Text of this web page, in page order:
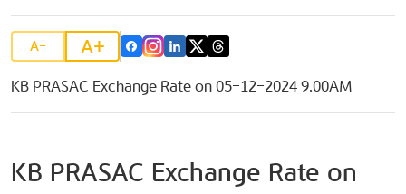
A- A+
KB PRASAC Exchange Rate on 05-12-2024 9.00AM
KB PRASAC Exchange Rate on